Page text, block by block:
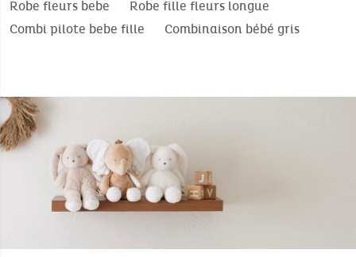
Robe fleurs bebe
Robe fille fleurs longue
Combi pilote bebe fille
Combinaison bébé gris